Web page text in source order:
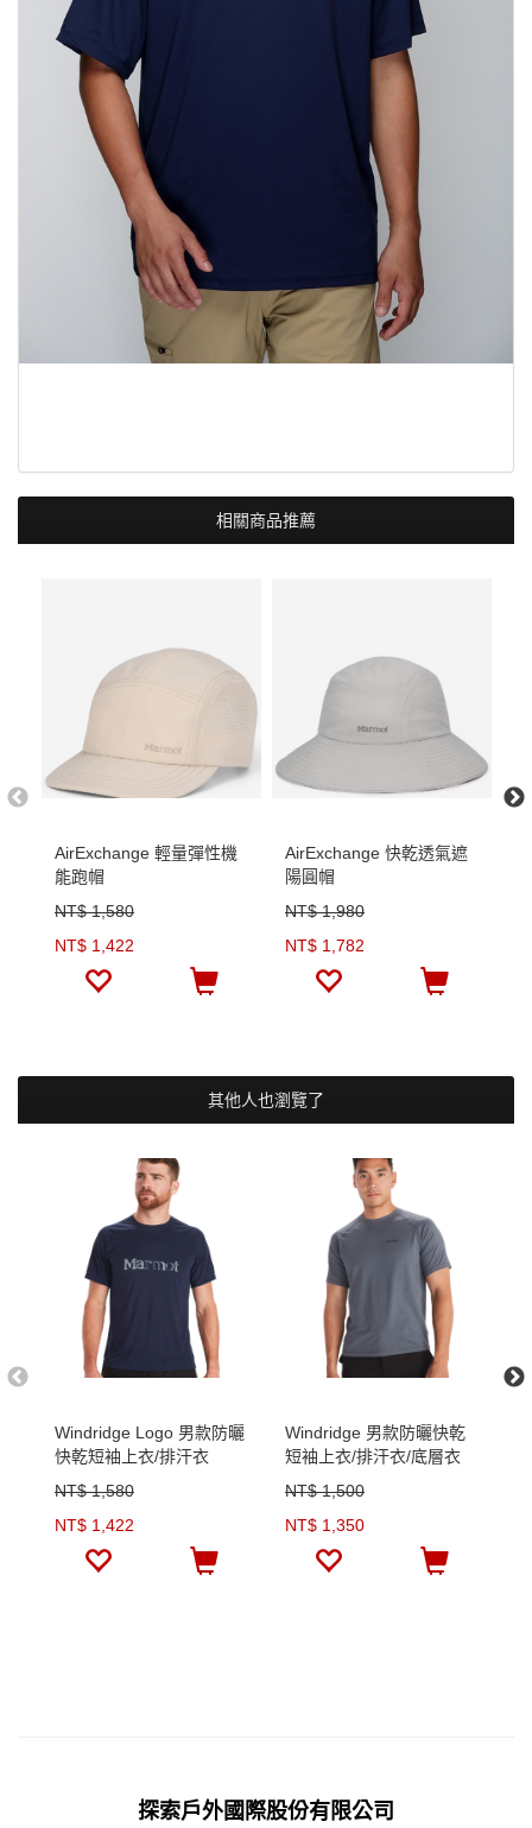
相關商品推薦
AirExchange 輕量彈性機
能跑帽
NT$ 1,580
NT$ 1,422
AirExchange 快乾透氣遮
陽圓帽
NT$ 1,980
NT$ 1,782
其他人也瀏覽了
Windridge Logo 男款防曬
快乾短袖上衣/排汗衣
NT$ 1,580
NT$ 1,422
Windridge 男款防曬快乾
短袖上衣/排汗衣/底層衣
NT$ 1,500
NT$ 1,350
探索戶外國際股份有限公司